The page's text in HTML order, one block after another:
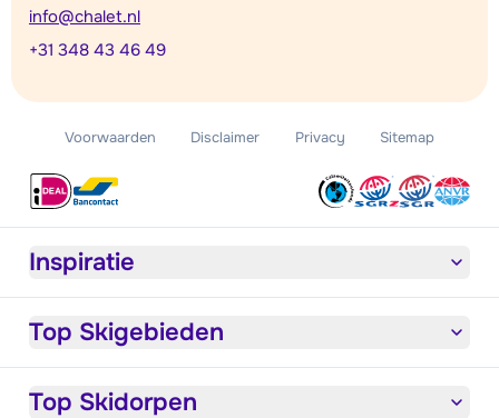
info@chalet.nl
+31 348 43 46 49
Voorwaarden Disclaimer Privacy Sitemap
Inspiratie
Top Skigebieden
Top Skidorpen